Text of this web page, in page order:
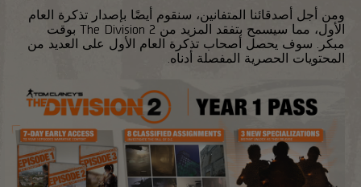
ومن أجل أصدقائنا المتفانين، سنقوم أيضًا بإصدار تذكرة العام
الأول، مما سيسمح بتفقد المزيد من The Division 2 بوقت
مبكر. سوف يحصل أصحاب تذكرة العام الأول على العديد من
المحتويات الحصرية المفصلة أدناه.